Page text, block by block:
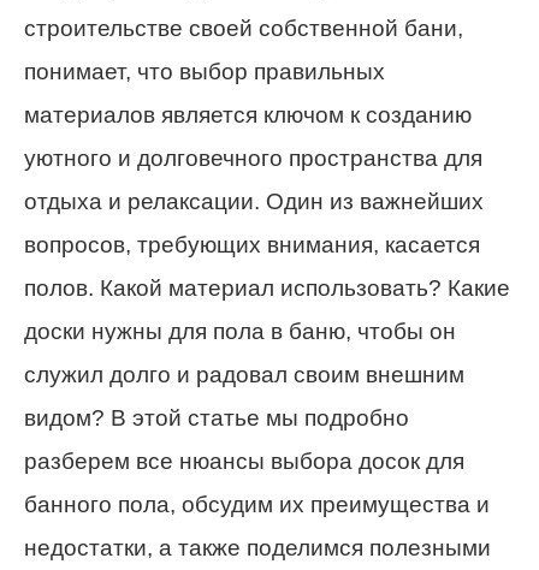
строительстве своей собственной бани,
понимает, что выбор правильных
материалов является ключом к созданию
уютного и долговечного пространства для
отдыха и релаксации. Один из важнейших
вопросов, требующих внимания, касается
полов. Какой материал использовать? Какие
доски нужны для пола в баню, чтобы он
служил долго и радовал своим внешним
видом? В этой статье мы подробно
разберем все нюансы выбора досок для
банного пола, обсудим их преимущества и
недостатки, а также поделимся полезными